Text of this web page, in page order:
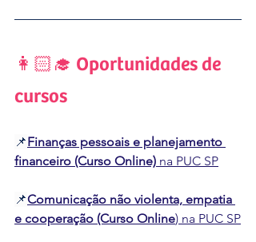
👩🏻‍🎓 Oportunidades de
cursos
📌Finanças pessoais e planejamento
financeiro (Curso Online) na PUC SP
📌Comunicação não violenta, empatia
e cooperação (Curso Online) na PUC SP